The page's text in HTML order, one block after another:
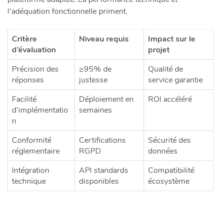
l’adéquation fonctionnelle priment.
Critère
d’évaluation
Niveau requis
Impact sur le
projet
Précision des
réponses
≥95% de
justesse
Qualité de
service garantie
Facilité
d’implémentatio
n
Déploiement en
semaines
ROI accéléré
Conformité
réglementaire
Certifications
RGPD
Sécurité des
données
Intégration
technique
API standards
disponibles
Compatibilité
écosystème